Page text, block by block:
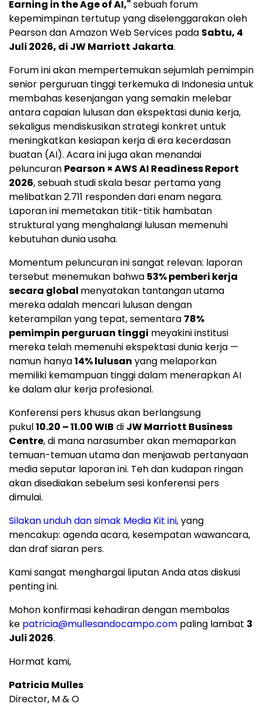
Earning in the Age of AI," sebuah forum
kepemimpinan tertutup yang diselenggarakan oleh
Pearson dan Amazon Web Services pada Sabtu, 4
Juli 2026, di JW Marriott Jakarta.
Forum ini akan mempertemukan sejumlah pemimpin
senior perguruan tinggi terkemuka di Indonesia untuk
membahas kesenjangan yang semakin melebar
antara capaian lulusan dan ekspektasi dunia kerja,
sekaligus mendiskusikan strategi konkret untuk
meningkatkan kesiapan kerja di era kecerdasan
buatan (AI). Acara ini juga akan menandai
peluncuran Pearson × AWS AI Readiness Report
2026, sebuah studi skala besar pertama yang
melibatkan 2.711 responden dari enam negara.
Laporan ini memetakan titik-titik hambatan
struktural yang menghalangi lulusan memenuhi
kebutuhan dunia usaha.
Momentum peluncuran ini sangat relevan: laporan
tersebut menemukan bahwa 53% pemberi kerja
secara global menyatakan tantangan utama
mereka adalah mencari lulusan dengan
keterampilan yang tepat, sementara 78%
pemimpin perguruan tinggi meyakini institusi
mereka telah memenuhi ekspektasi dunia kerja —
namun hanya14% lulusan yang melaporkan
memiliki kemampuan tinggi dalam menerapkan AI
ke dalam alur kerja profesional.
Konferensi pers khusus akan berlangsung
pukul10.20 – 11.00 WIB di JW Marriott Business
Centre, di mana narasumber akan memaparkan
temuan-temuan utama dan menjawab pertanyaan
media seputar laporan ini. Teh dan kudapan ringan
akan disediakan sebelum sesi konferensi pers
dimulai.
Silakan unduh dan simak Media Kit ini, yang
mencakup: agenda acara, kesempatan wawancara,
dan draf siaran pers.
Kami sangat menghargai liputan Anda atas diskusi
penting ini.
Mohon konfirmasi kehadiran dengan membalas
ke patricia@mullesandocampo.com paling lambat 3
Juli 2026.
Hormat kami,
Patricia Mulles
Director, M & O